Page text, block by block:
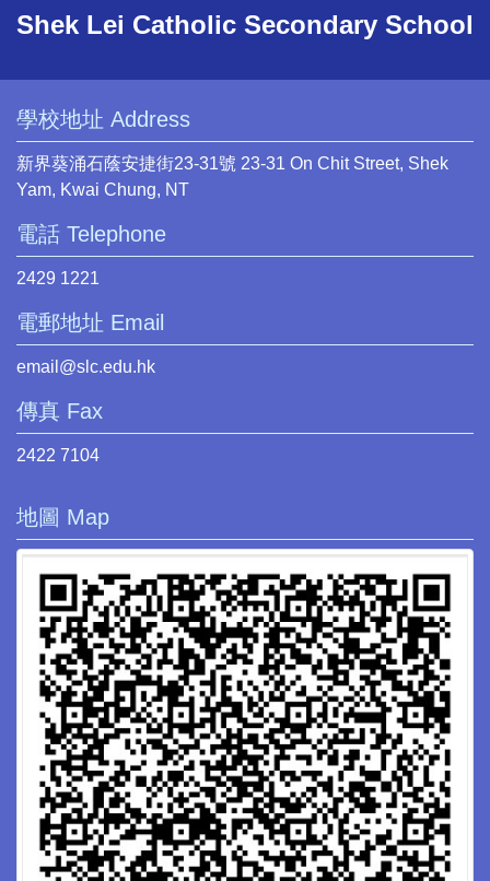
Shek Lei Catholic Secondary School
學校地址 Address
新界葵涌石蔭安捷街23-31號 23-31 On Chit Street, Shek
Yam, Kwai Chung, NT
電話 Telephone
2429 1221
電郵地址 Email
email@slc.edu.hk
傳真 Fax
2422 7104
地圖 Map